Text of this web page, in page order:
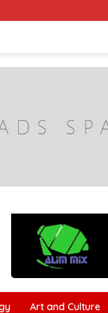
HUT RI
Art and Culture